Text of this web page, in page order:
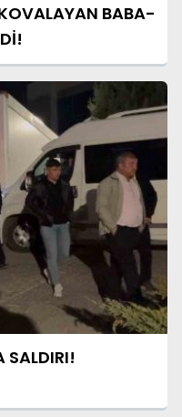
BABA-
SALDIRI!